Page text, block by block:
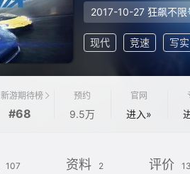
2017-10-27 狂飙不限
现代 竞速 写实
新游期待榜
#68
预约
9.5万
官网
进入»
107 资料 2 评价